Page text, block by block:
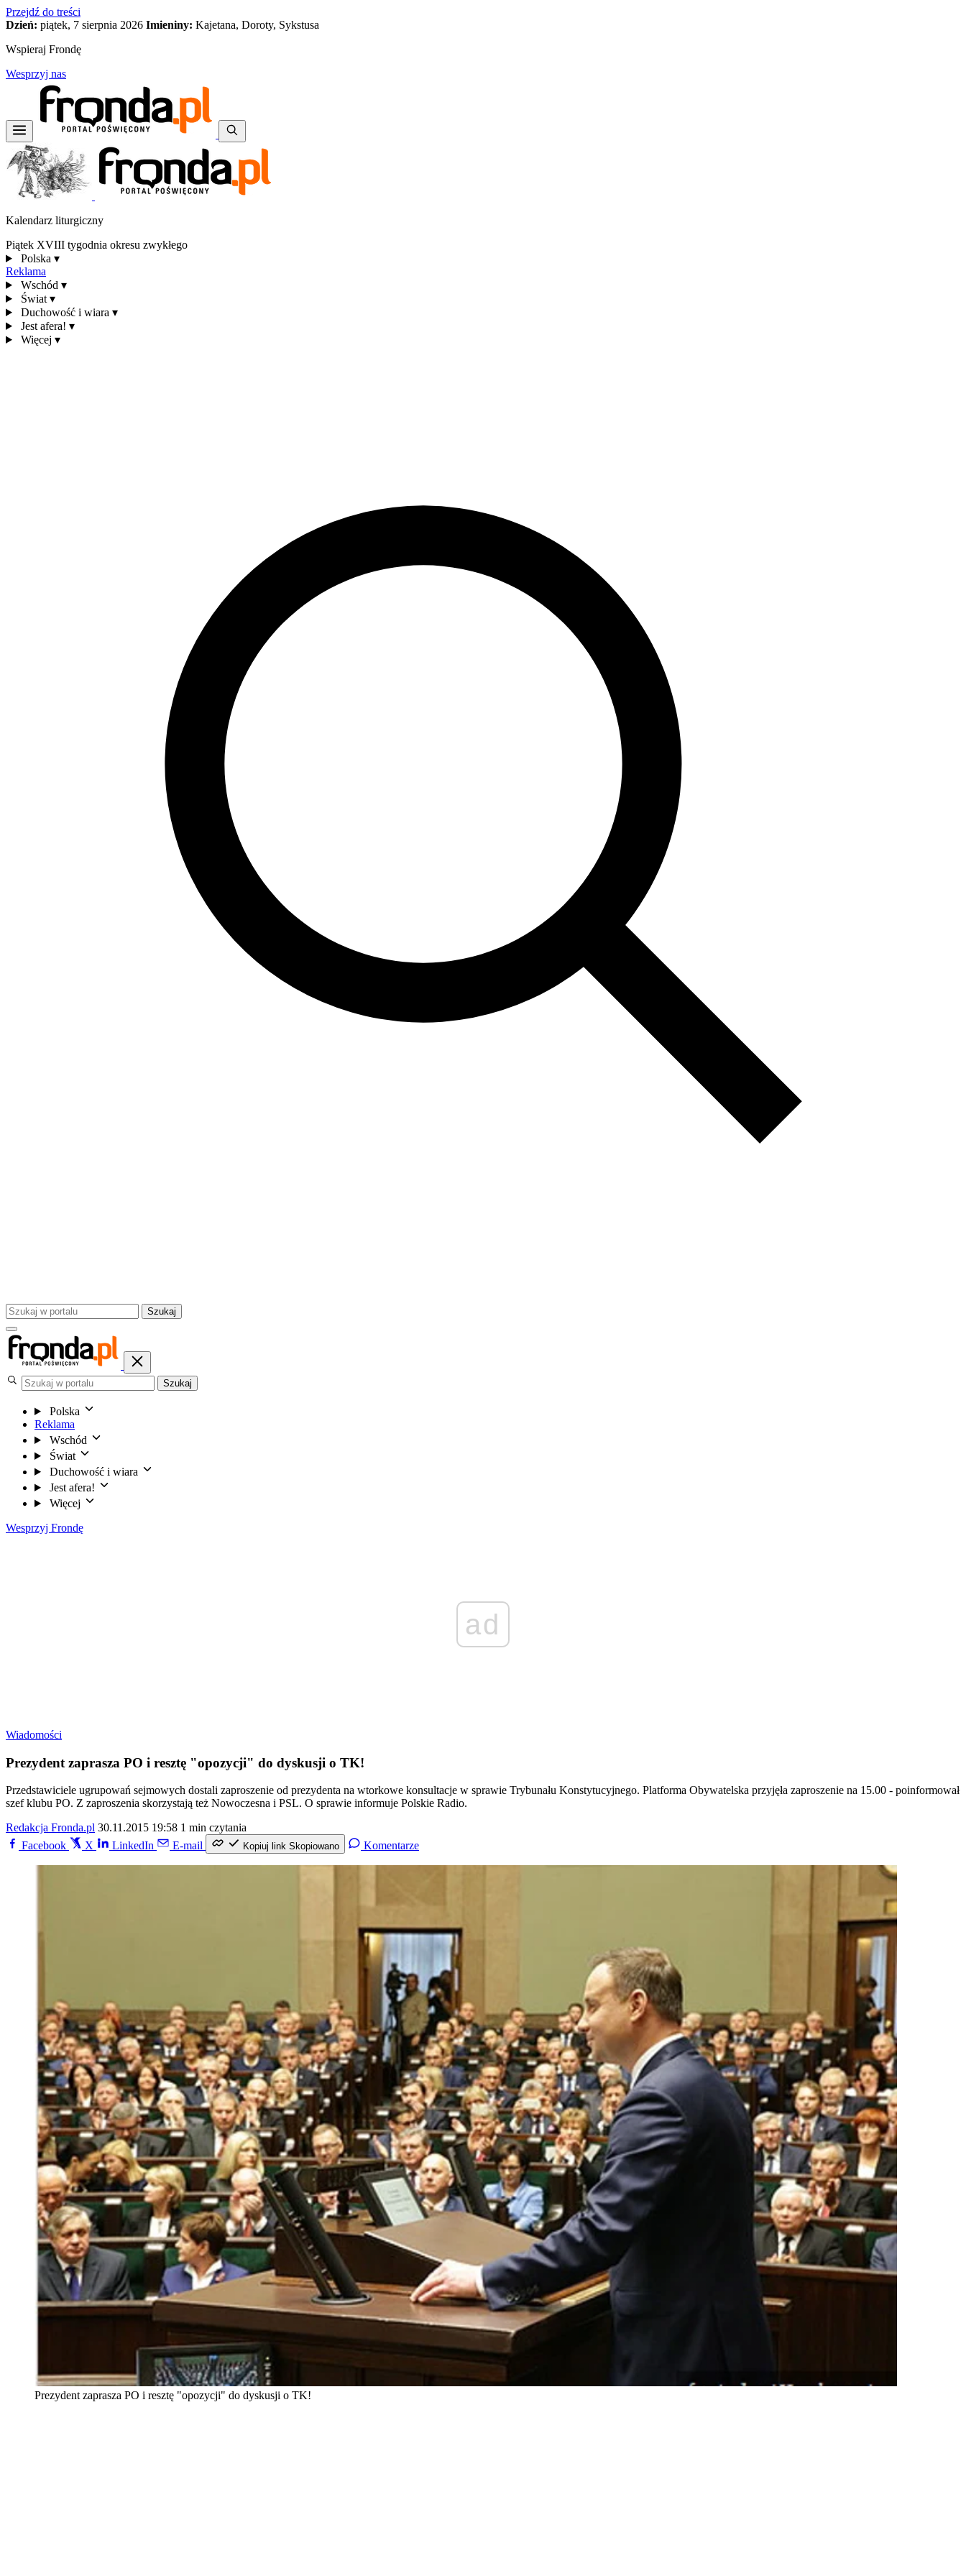
Przejdź do treści
Dzień: piątek, 7 sierpnia 2026 Imieniny: Kajetana, Doroty, Sykstusa
Wspieraj Frondę
Wesprzyj nas
Kalendarz liturgiczny
Piątek XVIII tygodnia okresu zwykłego
Polska ▾
Reklama
Wschód ▾
Świat ▾
Duchowość i wiara ▾
Jest afera! ▾
Więcej ▾
Szukaj
Szukaj
Polska
Reklama
Wschód
Świat
Duchowość i wiara
Jest afera!
Więcej
Wesprzyj Frondę
ad
Wiadomości
Prezydent zaprasza PO i resztę "opozycji" do dyskusji o TK!
Przedstawiciele ugrupowań sejmowych dostali zaproszenie od prezydenta na wtorkowe konsultacje w sprawie Trybunału Konstytucyjnego. Platforma Obywatelska przyjęła zaproszenie na 15.00 - poinformował
szef klubu PO. Z zaproszenia skorzystają też Nowoczesna i PSL. O sprawie informuje Polskie Radio.
Redakcja Fronda.pl 30.11.2015 19:58 1 min czytania
Facebook
X LinkedIn E-mail Kopiuj link Skopiowano Komentarze
Prezydent zaprasza PO i resztę "opozycji" do dyskusji o TK!